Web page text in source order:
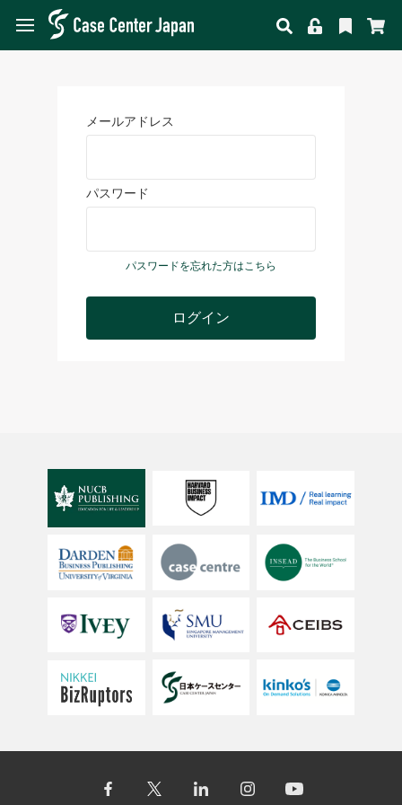
メールアドレス
パスワード
パスワードを忘れた方はこちら
ログイン